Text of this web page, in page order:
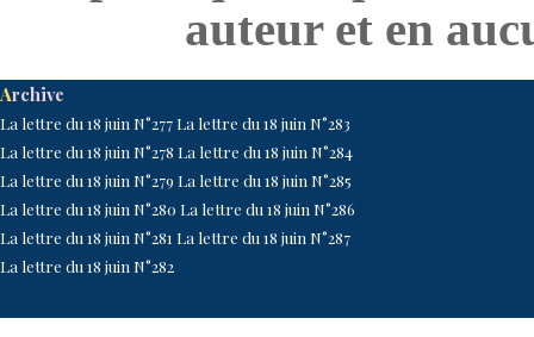
auteur et en
Archive
La lettre du 18 juin N°277 La lettre du 18 juin N°283
La lettre du 18 juin N°278 La lettre du 18 juin N°284
La lettre du 18 juin N°279 La lettre du 18 juin N°285
La lettre du 18 juin N°280 La lettre du 18 juin N°286
La lettre du 18 juin N°281 La lettre du 18 juin N°287
La lettre du 18 juin N°282